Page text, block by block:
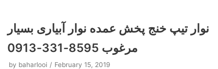
نوار تیپ خنج پخش عمده نوار آبیاری بسیار
مرغوب 8595-331-0913
by baharlooi February 15, 2019